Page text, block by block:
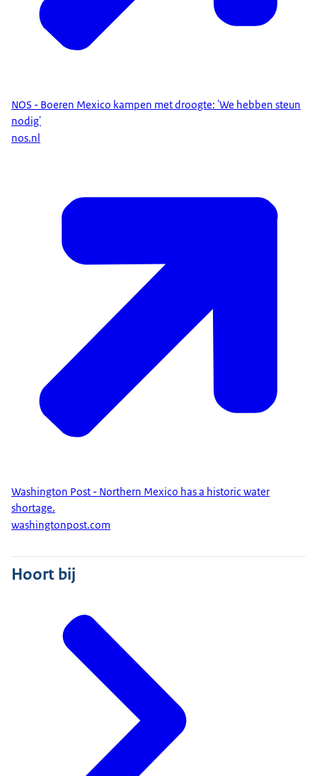
NOS - Boeren Mexico kampen met droogte: 'We hebben steun
nodig'
nos.nl
Washington Post - Northern Mexico has a historic water
shortage.
washingtonpost.com
Hoort bij